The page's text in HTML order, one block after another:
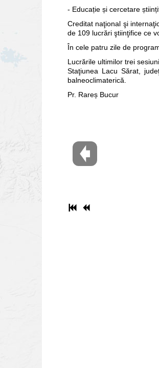
- Educație și cercetare
Creditat naţional şi
de 109 lucrări ştiinţifice ce
În cele patru zile de
Lucrările ultimilor trei
Staţiunea Lacu Sărat,
balneoclimaterică.
Pr. Rareș Bucur